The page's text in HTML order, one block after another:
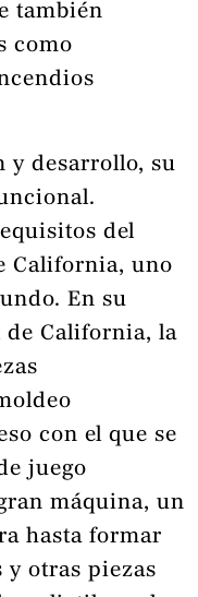
también
como
y desarrollo, su
del
California, uno
En su
de California, la
con el que se
juego
máquina, un
hasta formar
y otras piezas